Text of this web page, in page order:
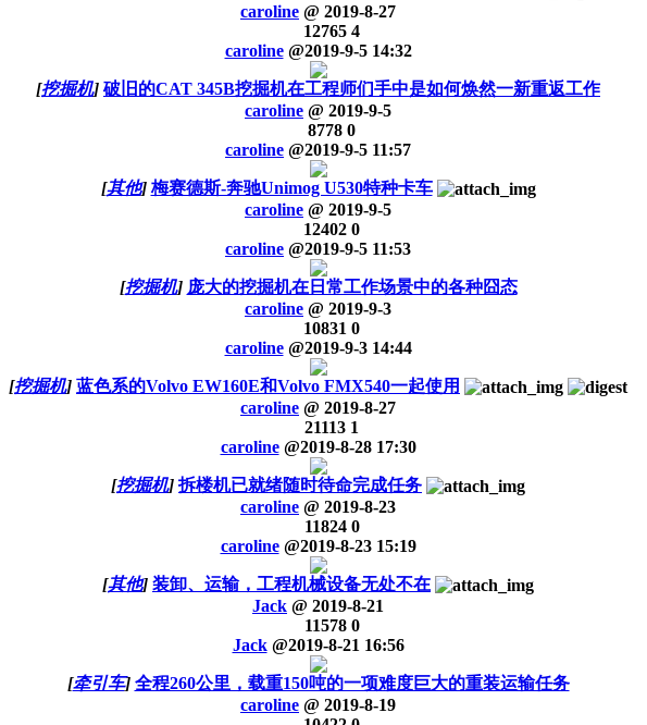
caroline @ 2019-8-27
12765 4
caroline @2019-9-5 14:32
[挖掘机] 破旧的CAT 345B挖掘机在工程师们手中是如何焕然一新重返工作
caroline @ 2019-9-5
8778 0
caroline @2019-9-5 11:57
[其他] 梅赛德斯-奔驰Unimog U530特种卡车
caroline @ 2019-9-5
12402 0
caroline @2019-9-5 11:53
[挖掘机] 庞大的挖掘机在日常工作场景中的各种囧态
caroline @ 2019-9-3
10831 0
caroline @2019-9-3 14:44
[挖掘机] 蓝色系的Volvo EW160E和Volvo FMX540一起使用
caroline @ 2019-8-27
21113 1
caroline @2019-8-28 17:30
[挖掘机] 拆楼机已就绪随时待命完成任务
caroline @ 2019-8-23
11824 0
caroline @2019-8-23 15:19
[其他] 装卸、运输，工程机械设备无处不在
Jack @ 2019-8-21
11578 0
Jack @2019-8-21 16:56
[牵引车] 全程260公里，载重150吨的一项难度巨大的重装运输任务
caroline @ 2019-8-19